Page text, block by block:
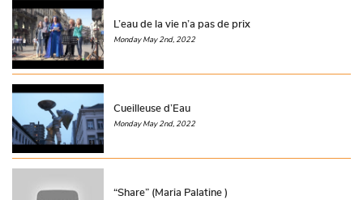
L’eau de la vie n’a pas de prix
Monday May 2nd, 2022
Cueilleuse d’Eau
Monday May 2nd, 2022
“Share” (Maria Palatine )